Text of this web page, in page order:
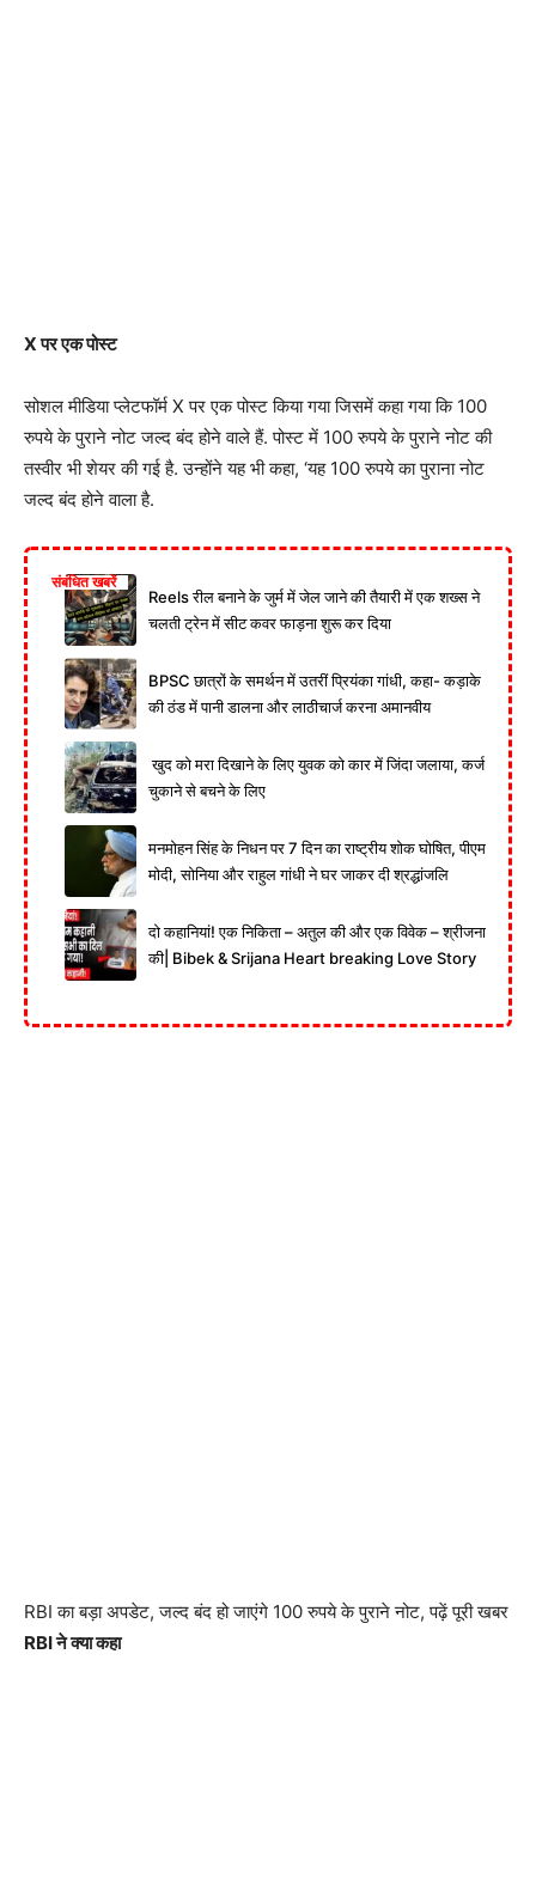
X पर एक पोस्ट
सोशल मीडिया प्लेटफॉर्म X पर एक पोस्ट किया गया जिसमें कहा गया कि 100
रुपये के पुराने नोट जल्द बंद होने वाले हैं. पोस्ट में 100 रुपये के पुराने नोट की
तस्वीर भी शेयर की गई है. उन्होंने यह भी कहा, ‘यह 100 रुपये का पुराना नोट
जल्द बंद होने वाला है.
संबंधित खबरें
Reels रील बनाने के जुर्म में जेल जाने की तैयारी में एक शख्स ने
चलती ट्रेन में सीट कवर फाड़ना शुरू कर दिया
BPSC छात्रों के समर्थन में उतरीं प्रियंका गांधी, कहा- कड़ाके
की ठंड में पानी डालना और लाठीचार्ज करना अमानवीय
खुद को मरा दिखाने के लिए युवक को कार में जिंदा जलाया, कर्ज
चुकाने से बचने के लिए
मनमोहन सिंह के निधन पर 7 दिन का राष्ट्रीय शोक घोषित, पीएम
मोदी, सोनिया और राहुल गांधी ने घर जाकर दी श्रद्धांजलि
दो कहानियां! एक निकिता – अतुल की और एक विवेक – श्रीजना
की| Bibek & Srijana Heart breaking Love Story
RBI का बड़ा अपडेट, जल्द बंद हो जाएंगे 100 रुपये के पुराने नोट, पढ़ें पूरी खबर
RBI ने क्या कहा